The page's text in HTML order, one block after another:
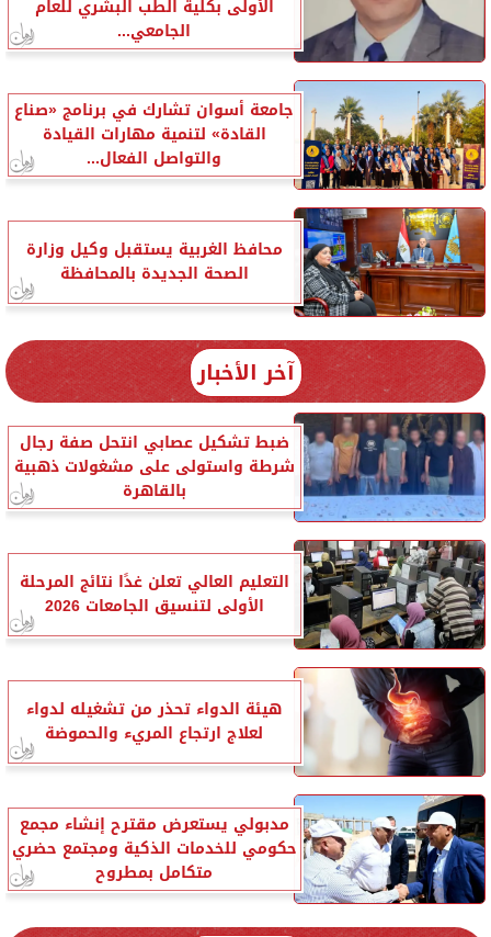
الأولى بكلية الطب البشري للعام
الجامعي...
جامعة أسوان تشارك في برنامج «صناع
القادة» لتنمية مهارات القيادة
والتواصل الفعال...
محافظ الغربية يستقبل وكيل وزارة
الصحة الجديدة بالمحافظة
آخر الأخبار
ضبط تشكيل عصابي انتحل صفة رجال
شرطة واستولى على مشغولات ذهبية
بالقاهرة
التعليم العالي تعلن غدًا نتائج المرحلة
الأولى لتنسيق الجامعات 2026
هيئة الدواء تحذر من تشغيله لدواء
لعلاج ارتجاع المريء والحموضة
مدبولي يستعرض مقترح إنشاء مجمع
حكومي للخدمات الذكية ومجتمع حضري
متكامل بمطروح